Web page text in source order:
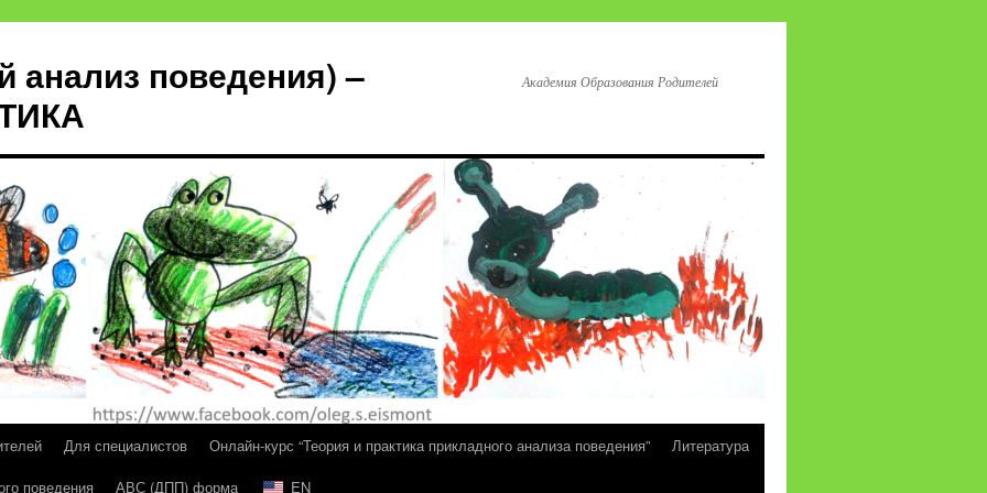
анализ поведения) –
Академия Образования Родителей
Для специалистов Онлайн-курс “Теория и практика прикладного анализа поведения”
Литература
поведения АВС (ДПП) форма EN